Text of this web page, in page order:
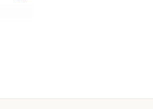
prijs € 1.829,00